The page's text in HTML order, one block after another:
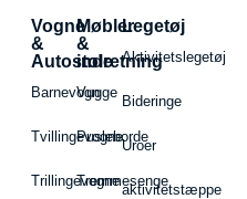
Vogne
&
Autostole
Barnevogn
Tvillingevogne
Trillingevogne
Møbler
&
indretning
Vugge
Pusleborde
Tremmesenge
Legetøj
Aktivitetslegetøj
Bideringe
Uroer
aktivitetstæppe